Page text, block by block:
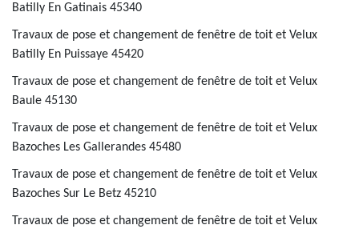
Batilly En Gatinais 45340
Travaux de pose et changement de fenêtre de toit et Velux
Batilly En Puissaye 45420
Travaux de pose et changement de fenêtre de toit et Velux
Baule 45130
Travaux de pose et changement de fenêtre de toit et Velux
Bazoches Les Gallerandes 45480
Travaux de pose et changement de fenêtre de toit et Velux
Bazoches Sur Le Betz 45210
Travaux de pose et changement de fenêtre de toit et Velux